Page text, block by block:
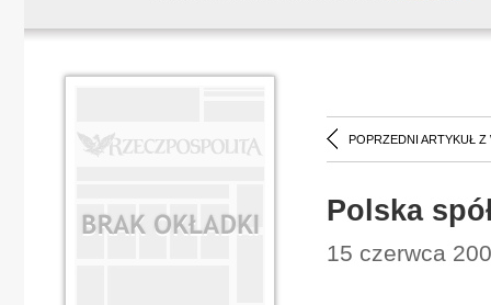
POPRZEDNI ARTYKUŁ Z
Polska
15 czerwca